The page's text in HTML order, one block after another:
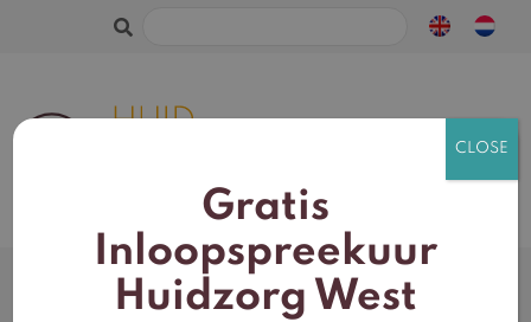
Zoeken
Productcategorieën Mijn account
Gratis
Inloopspreekuur
Huidzorg West